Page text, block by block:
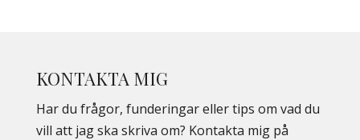
KONTAKTA MIG
Har du frågor, funderingar eller tips om vad du
vill att jag ska skriva om? Kontakta mig på